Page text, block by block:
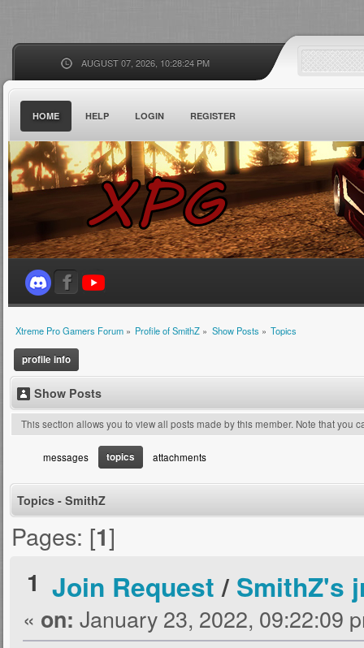
AUGUST 07, 2026, 10:28:24 PM
HOME HELP LOGIN REGISTER
Xtreme Pro Gamers Forum» Profile of SmithZ » Show Posts » Topics
profile info
Show Posts
This section allows you to view all posts made by this member. Note that you
messages topics attachments
Topics - SmithZ
Pages: [1]
1 Join Request/ SmithZ's
« on: January 23, 2022, 09:22:09